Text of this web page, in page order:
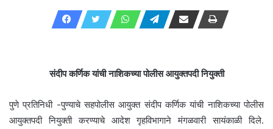
संदीप कर्णिक यांची नाशिकच्या पोलीस आयुक्तपदी नियुक्ती
पुणे प्रतिनिधी -पुण्याचे सहपोलीस आयुक्त संदीप कर्णिक यांची नाशिकच्या पोलीस
आयुक्तपदी नियुक्ती करण्याचे आदेश गृहविभागाने मंगळवारी सायंकाळी दिले.